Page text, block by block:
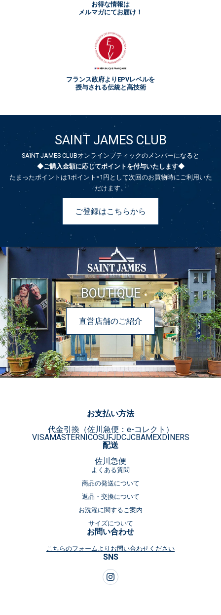
お得な情報は
メルマガにてお届け！
フランス政府よりEPVレベルを
授与される伝統と高技術
SAINT JAMES CLUB
SAINT JAMES CLUBオンラインブティックのメンバーになると
◆ご購入金額に応じてポイントを付与いたします◆
たまったポイントは1ポイント=1円として次回のお買物時にご利用いた
だけます。
ご登録はこちらから
BOUTIQUE
直営店舗のご紹介
よくある質問
商品の発送について
返品・交換について
お洗濯に関するご案内
サイズについて
お問い合わせ
こちらのフォームよりお問い合わせください
SNS
お支払い方法
代金引換（佐川急便：e-コレクト）
VISAMASTERNICOSUFJDCJCBAMEXDINERS
配送
佐川急便